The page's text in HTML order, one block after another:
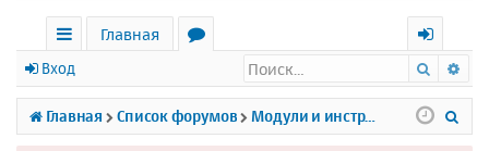
с
ы
л
Главная
р
у
х
о
д
Вход Поиск
Главная Список форумов Модули и инструменты